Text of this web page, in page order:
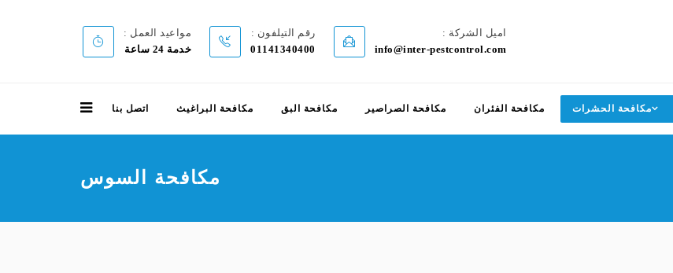
مواعيد العمل :
خدمة 24 ساعة
رقم التيلفون :
01141340400
اميل الشركة :
info@inter-pestcontrol.com
مكافحة الحشرات مكافحة الفئران مكافحة الصراصير مكافحة البق مكافحة البراغيث اتصل بنا
مكافحة السوس